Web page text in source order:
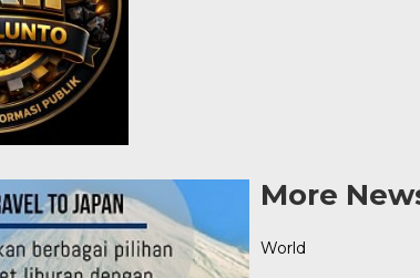
More
World